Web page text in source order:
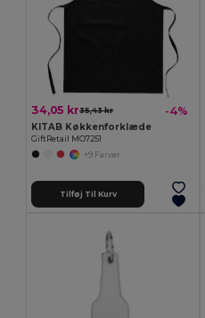
34,05 kr35,43 kr -4%
KITAB Køkkenforklæde
GiftRetail MO7251
+9 Farver
Tilføj Til Kurv